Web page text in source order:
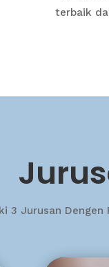
terbaik
3 Jurusan Dengen